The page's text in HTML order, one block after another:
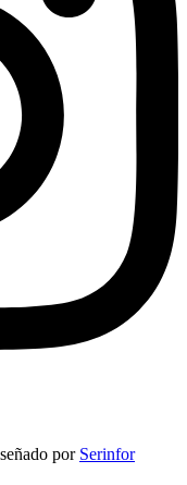
por Serinfor